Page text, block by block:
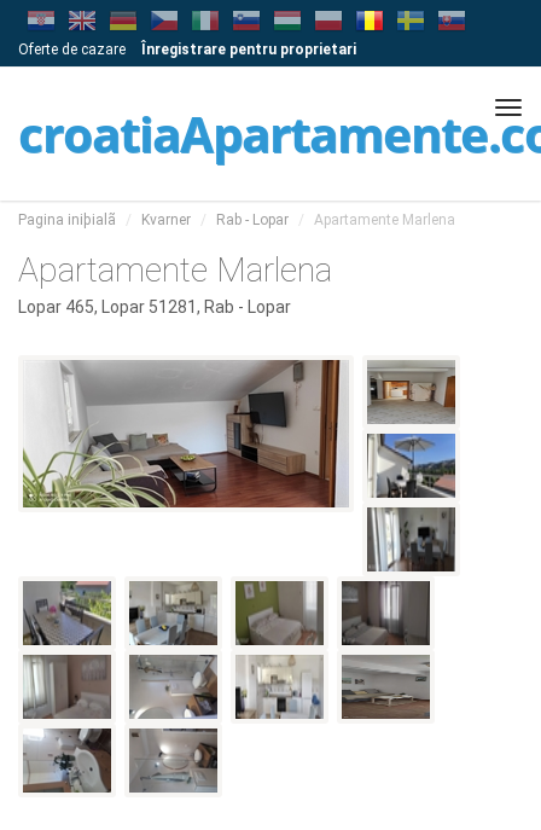
Oferte de cazare Înregistrare pentru proprietari
Pagina iniþialã Kvarner Rab - Lopar Apartamente Marlena
Apartamente Marlena
Lopar 465, Lopar 51281, Rab - Lopar